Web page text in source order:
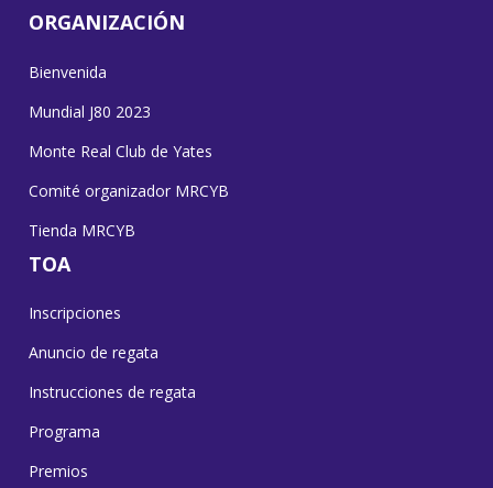
ORGANIZACIÓN
Bienvenida
Mundial J80 2023
Monte Real Club de Yates
Comité organizador MRCYB
Tienda MRCYB
TOA
Inscripciones
Anuncio de regata
Instrucciones de regata
Programa
Premios